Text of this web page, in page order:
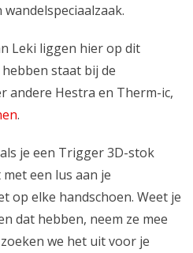
Leki liggen hier op dit
staat bij de
andere Hestra en Therm-ic,
.
je een Trigger 3D-stok
een lus aan je
op elke handschoen. Weet je
dat hebben, neem ze mee
we het uit voor je